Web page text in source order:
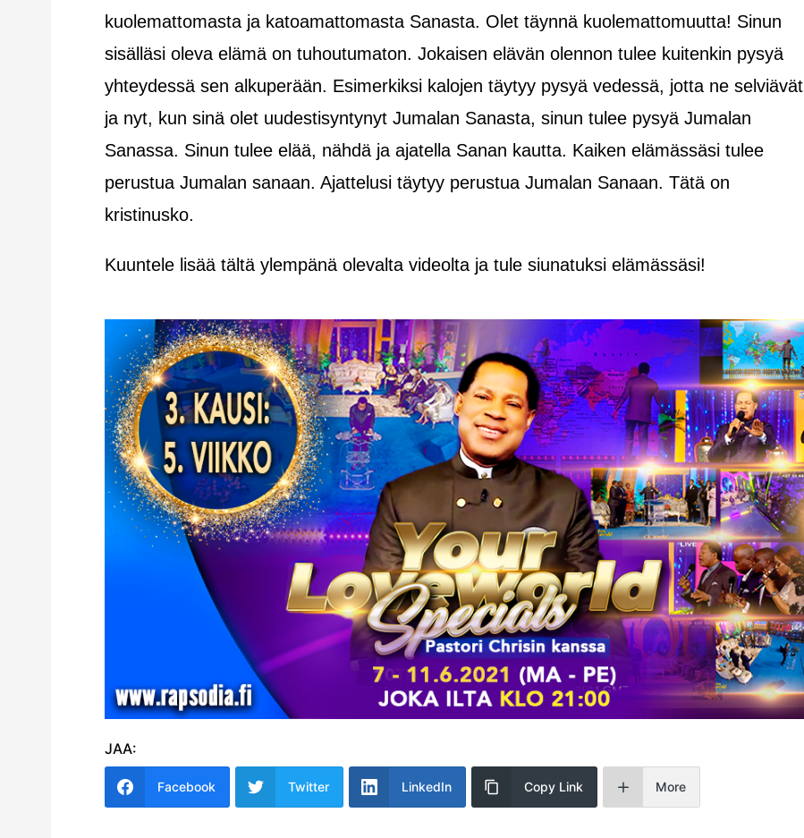
kuolemattomasta ja katoamattomasta Sanasta. Olet täynnä kuolemattomuutta! Sinun
sisälläsi oleva elämä on tuhoutumaton. Jokaisen elävän olennon tulee kuitenkin pysyä
yhteydessä sen alkuperään. Esimerkiksi kalojen täytyy pysyä vedessä, jotta ne selviävät
ja nyt, kun sinä olet uudestisyntynyt Jumalan Sanasta, sinun tulee pysyä Jumalan
Sanassa. Sinun tulee elää, nähdä ja ajatella Sanan kautta. Kaiken elämässäsi tulee
perustua Jumalan sanaan. Ajattelusi täytyy perustua Jumalan Sanaan. Tätä on
kristinusko.
Kuuntele lisää tältä ylempänä olevalta videolta ja tule siunatuksi elämässäsi!
JAA:
Facebook Twitter LinkedIn Copy Link More